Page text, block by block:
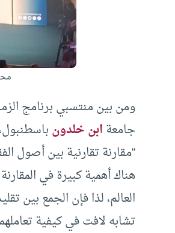
ومن بين منتسبي برنامج
جامعةابن خلدون
“مقارنة تقارنية بين أصول
هناك أهمية كبيرة في
العالم، لذا فإن الجمع بين
تشابه لافت في كيفية